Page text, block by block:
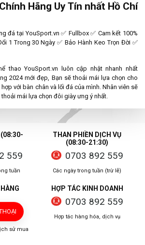
Hãng Uy Tín nhất Hồ Chí
đá tại YouSport.vn ✅ Fullbox ✅ Cam kết 100%
1 Trong 30 Ngày ✅ Bảo Hành Keo Trọn Đời ✅
thao YouSport.vn luôn cập nhật nhanh nhất
2024 mới đẹp, Bạn sẽ thoải mái lựa chọn cho
với bàn chân và lối đá của mình. Nhân viên sẽ
mái lựa chọn đôi giày ưng ý nhất.
(08:30-
559
tuần
THAN PHIỀN DỊCH VỤ
(08:30-21:30)
0703 892 559
Các ngày trong tuần (trừ lễ)
sử mua
HỢP TÁC KINH DOANH
0703 892 559
Hợp tác hàng hóa, dịch vụ